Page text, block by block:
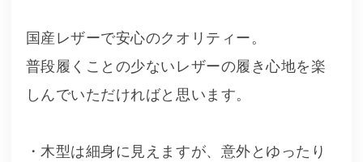
国産レザーで安心のクオリティー。
普段履くことの少ないレザーの履き心地を楽
しんでいただければと思います。
・木型は細身に見えますが、意外とゆったり